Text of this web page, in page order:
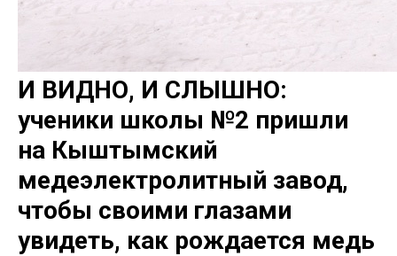
И ВИДНО, И СЛЫШНО:
ученики школы №2 пришли
на Кыштымский
медеэлектролитный завод,
чтобы своими глазами
увидеть, как рождается медь